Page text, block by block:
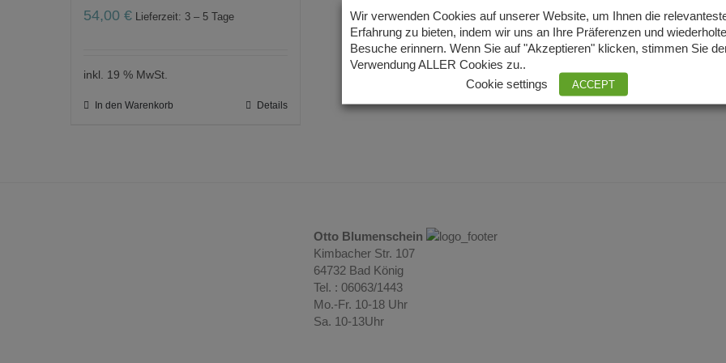
54,00 € Lieferzeit: 3 – 5 Tage
inkl. 19 % MwSt.
In den Warenkorb Details
Otto Blumenschein
Kimbacher Str. 107
64732 Bad König
Tel. : 06063/1443
Mo.-Fr. 10-18 Uhr
Sa. 10-13Uhr
Wir verwenden Cookies auf unserer Website, um Ihnen die
Erfahrung zu bieten, indem wir uns an Ihre Präferenzen und
Besuche erinnern. Wenn Sie auf "Akzeptieren" klicken, stimmen Sie
Verwendung ALLER Cookies zu..
Cookie settings
ACCEPT